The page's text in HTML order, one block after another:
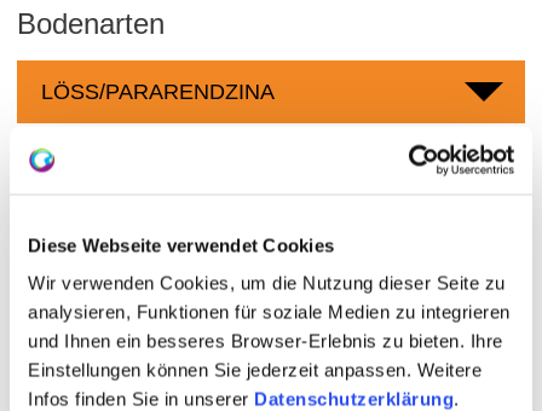
Diese Webseite verwendet Cookies
Wir verwenden Cookies, um die Nutzung dieser Seite zu
analysieren, Funktionen für soziale Medien zu integrieren
und Ihnen ein besseres Browser-Erlebnis zu bieten. Ihre
Einstellungen können Sie jederzeit anpassen. Weitere
Infos finden Sie in unserer Datenschutzerklärung.
Bodenarten
LÖSS/PARARENDZINA